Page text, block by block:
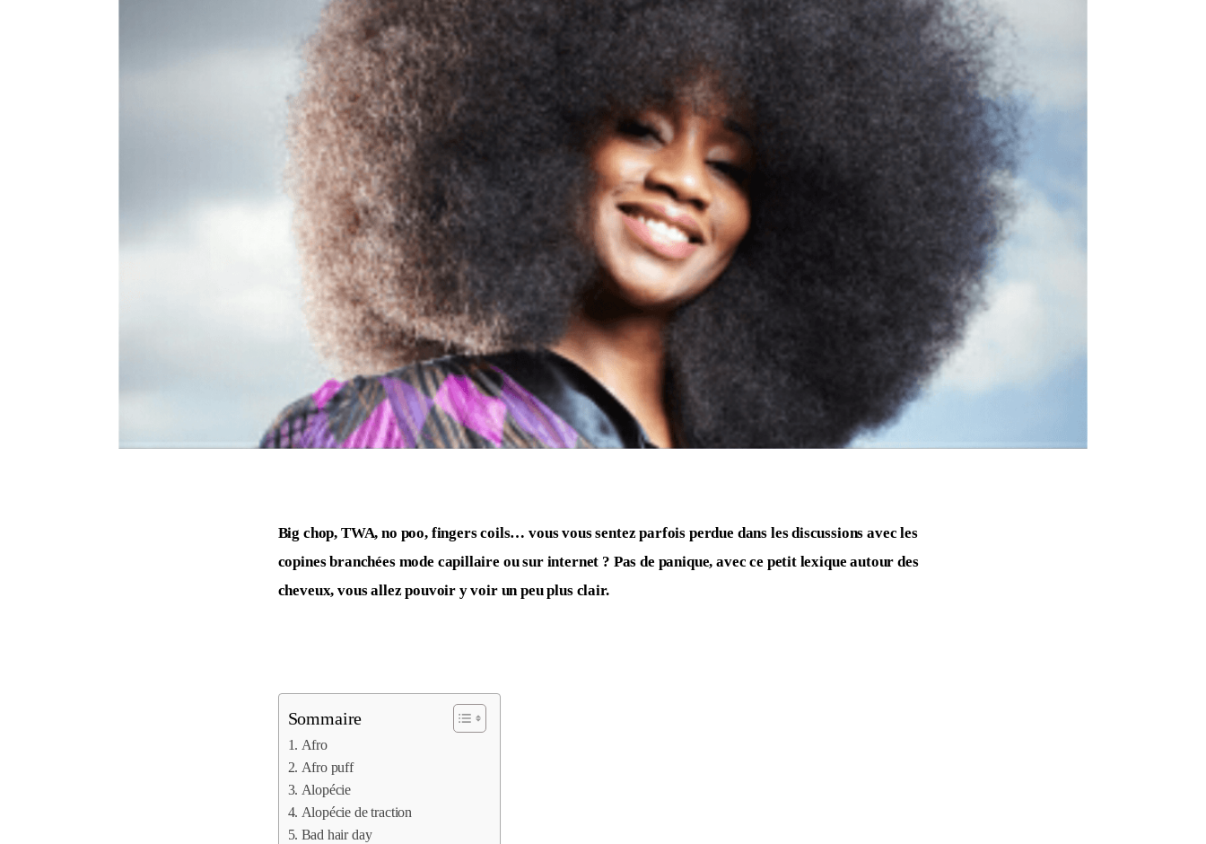
Big chop, TWA, no poo, fingers coils… vous vous sentez parfois perdue dans les discussions avec les
copines branchées mode capillaire ou sur internet ? Pas de panique, avec ce petit lexique autour des
cheveux, vous allez pouvoir y voir un peu plus clair.
Sommaire
Afro
Afro puff
Alopécie
Alopécie de traction
Bad hair day